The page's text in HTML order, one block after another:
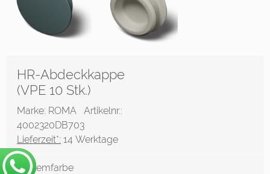
HR-Abdeckkappe
(VPE 10 Stk.)
Marke: ROMA Artikelnr.:
4002320DB703
Lieferzeit*: 14 Werktage
Systemfarbe